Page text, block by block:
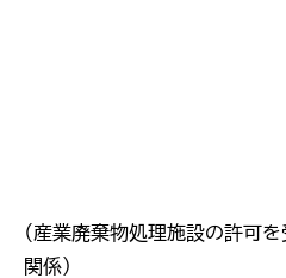
（産業廃棄物処理施設の許可
関係）